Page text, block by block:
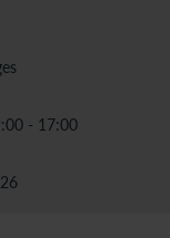
- 17:00